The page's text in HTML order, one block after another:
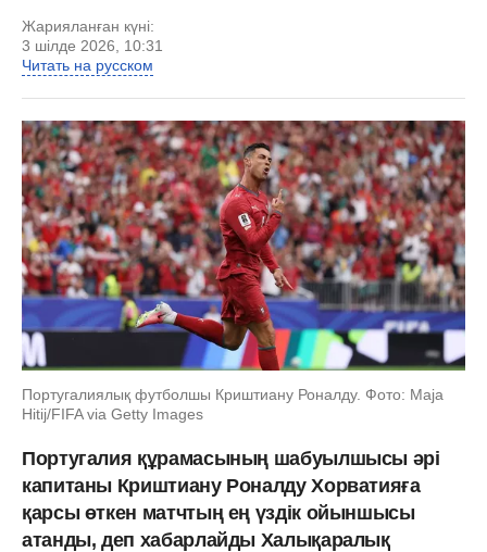
Жарияланған күні:
3 шілде 2026, 10:31
Читать на русском
Португалиялық футболшы Криштиану Роналду. Фото: Maja
Hitij/FIFA via Getty Images
Португалия құрамасының шабуылшысы әрі
капитаны Криштиану Роналду Хорватияға
қарсы өткен матчтың ең үздік ойыншысы
атанды, деп хабарлайды Халықаралық